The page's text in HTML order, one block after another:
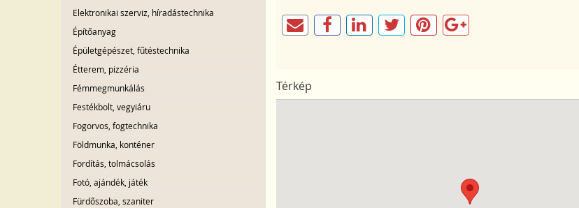
Elektronikai szerviz, híradástechnika
Építőanyag
Épületgépészet, fűtéstechnika
Étterem, pizzéria
Fémmegmunkálás
Festékbolt, vegyiáru
Fogorvos, fogtechnika
Földmunka, konténer
Fordítás, tolmácsolás
Fotó, ajándék, játék
Fürdőszoba, szaniter
Térkép